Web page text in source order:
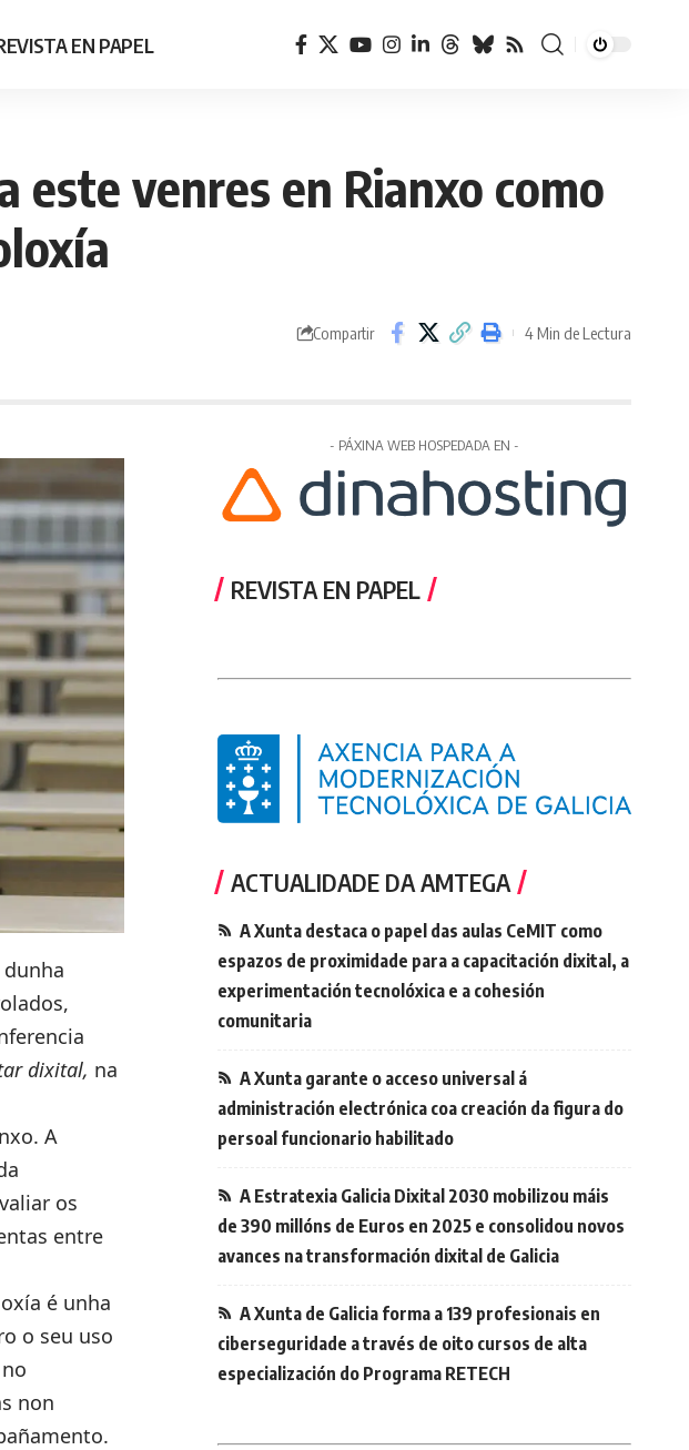
EN PAPEL
este venres en Rianxo como
Compartir 4 Min de Lectura
dixital, na
A
os
entre
é unha
o seu uso
non
- PÁXINA WEB HOSPEDADA EN -
REVISTA EN PAPEL
ACTUALIDADE DA AMTEGA
A Xunta destaca o papel das aulas CeMIT como
espazos de proximidade para a capacitación dixital, a
experimentación tecnolóxica e a cohesión
comunitaria
A Xunta garante o acceso universal á
administración electrónica coa creación da figura do
persoal funcionario habilitado
A Estratexia Galicia Dixital 2030 mobilizou máis
de 390 millóns de Euros en 2025 e consolidou novos
avances na transformación dixital de Galicia
A Xunta de Galicia forma a 139 profesionais en
ciberseguridade a través de oito cursos de alta
especialización do Programa RETECH